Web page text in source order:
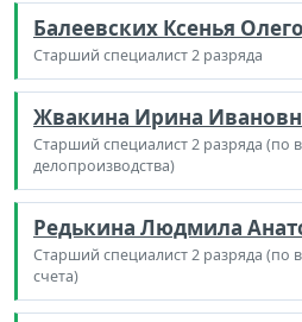
Балеевских Ксенья
Старший специалист 2 разряда
Жвакина Ирина
Старший специалист 2 разряда (по
делопроизводства)
Редькина Людмила
Старший специалист 2 разряда (по
счета)